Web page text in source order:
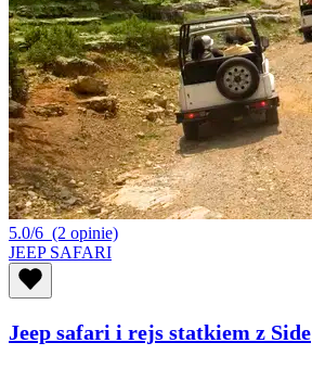
5.0/6 (2 opinie)
JEEP SAFARI
Jeep safari i rejs statkiem z Side